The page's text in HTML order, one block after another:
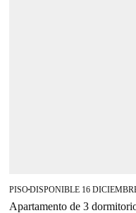
PISO■DISPONIBLE 16
Apartamento de 3